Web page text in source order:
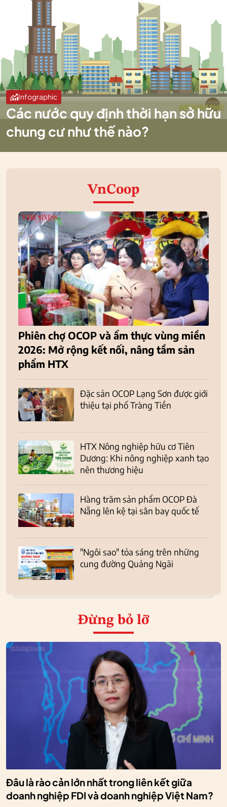
Infographic
Các nước quy định thời hạn sở hữu
chung cư như thế nào?
VnCoop
Phiên chợ OCOP và ẩm thực vùng miền
2026: Mở rộng kết nối, nâng tầm sản
phẩm HTX
Đặc sản OCOP Lạng Sơn được giới
thiệu tại phố Tràng Tiền
HTX Nông nghiệp hữu cơ Tiên
Dương: Khi nông nghiệp xanh tạo
nên thương hiệu
Hàng trăm sản phẩm OCOP Đà
Nẵng lên kệ tại sân bay quốc tế
"Ngôi sao" tỏa sáng trên những
cung đường Quảng Ngãi
Đừng bỏ lỡ
Đâu là rào cản lớn nhất trong liên kết giữa
doanh nghiệp FDI và doanh nghiệp Việt Nam?